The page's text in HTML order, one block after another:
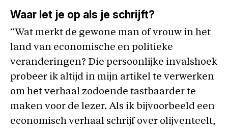
Waar let je op als je schrijft?
“Wat merkt de gewone man of vrouw in het
land van economische en politieke
veranderingen? Die persoonlijke invalshoek
probeer ik altijd in mijn artikel te verwerken
om het verhaal zodoende tastbaarder te
maken voor de lezer. Als ik bijvoorbeeld een
economisch verhaal schrijf over olijventeelt,